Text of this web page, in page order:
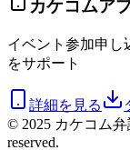
カケコムア
イベント参加申し
をサポート
詳細を見る
© 2025 カケコム弁
reserved.